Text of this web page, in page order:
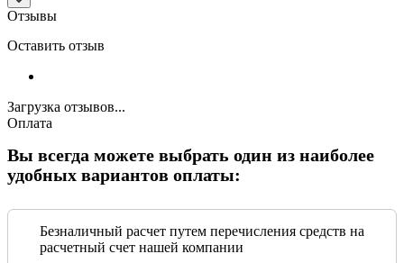
Отзывы
Оставить отзыв
Загрузка отзывов...
Оплата
Вы всегда можете выбрать один из наиболее
удобных вариантов оплаты:
Безналичный расчет путем перечисления средств на
расчетный счет нашей компании